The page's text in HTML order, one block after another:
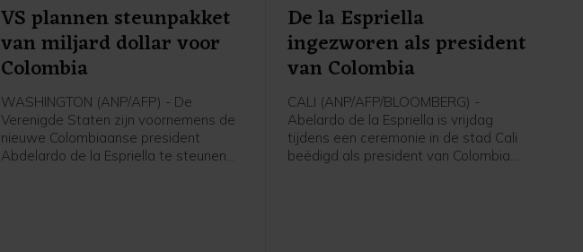
VS plannen steunpakket
van miljard dollar voor
Colombia
WASHINGTON (ANP/AFP) - De
Verenigde Staten zijn voornemens de
nieuwe Colombiaanse president
Abdelardo de la Espriella te steunen
De la Espriella
ingezworen als president
van Colombia
CALI (ANP/AFP/BLOOMBERG) -
Abelardo de la Espriella is vrijdag
tijdens een ceremonie in de stad Cali
beëdigd als president van Colombia.